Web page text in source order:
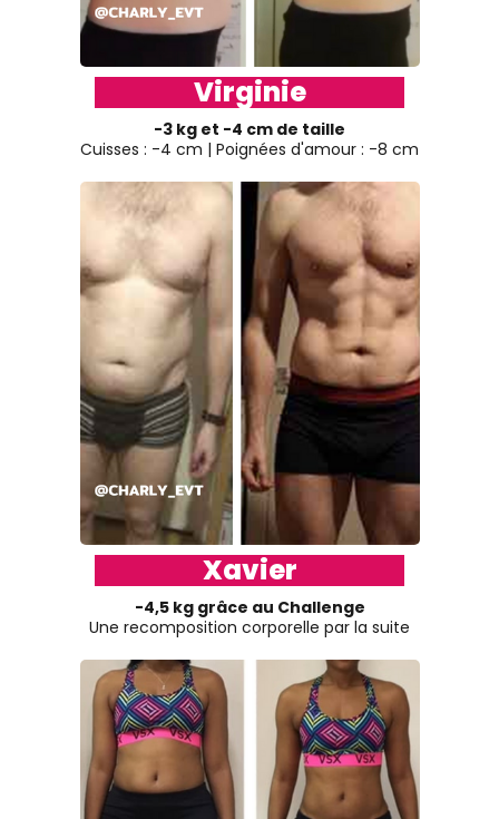
Virginie
-3 kg et -4 cm de taille
Cuisses : -4 cm | Poignées d'amour : -8 cm
Xavier
-4,5 kg grâce au Challenge
Une recomposition corporelle par la suite